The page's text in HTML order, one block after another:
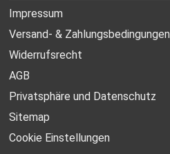
Impressum
Versand- & Zahlungsbedingungen
Widerrufsrecht
AGB
Privatsphäre und Datenschutz
Sitemap
Cookie Einstellungen